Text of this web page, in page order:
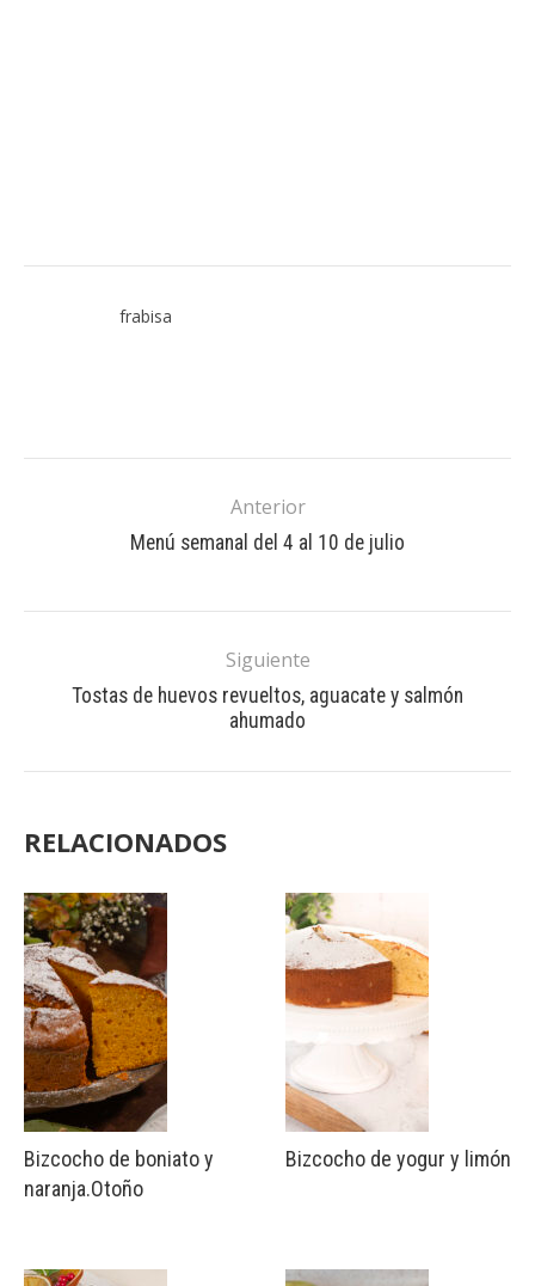
frabisa
Anterior
Menú semanal del 4 al 10 de julio
Siguiente
Tostas de huevos revueltos, aguacate y salmón
ahumado
RELACIONADOS
Bizcocho de boniato y
naranja.Otoño
Bizcocho de yogur y limón